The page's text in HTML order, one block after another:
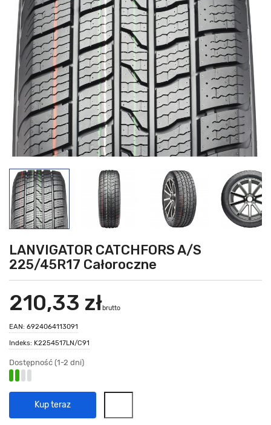
LANVIGATOR CATCHFORS A/S
225/45R17 Całoroczne
EAN: 6924064113091
Indeks: K2254517LN/C91
210,33 złbrutto
Dostępność (1-2 dni)
Kup teraz